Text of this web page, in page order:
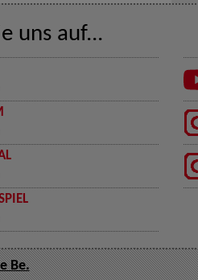
uns auf...
Be.